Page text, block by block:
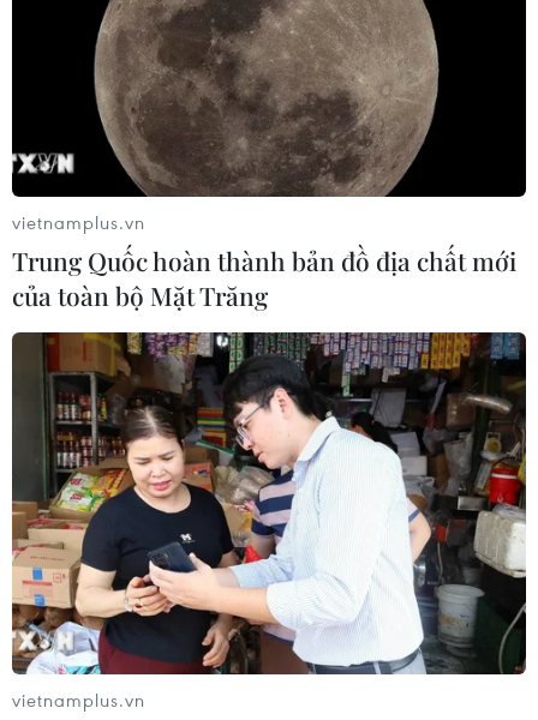
bằng, đặc biệt là đối với phụ nữ,
có thể giúp phân phối lại mỡ
bụng theo hướng lành mạnh hơn
và có khả năng giảm mỡ nội
tạng.
#Nắng nóng #Giảm cân #Ăn kiêng #Giảm nhiệt
vietnamplus.vn
Trung Quốc hoàn thành bản đồ địa chất mới
của toàn bộ Mặt Trăng
vietnamplus.vn